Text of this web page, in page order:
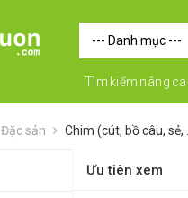
Tìm kiếm nâng
Đặc sản Chim (cút, bồ câu, sẻ,
Ưu tiên xem